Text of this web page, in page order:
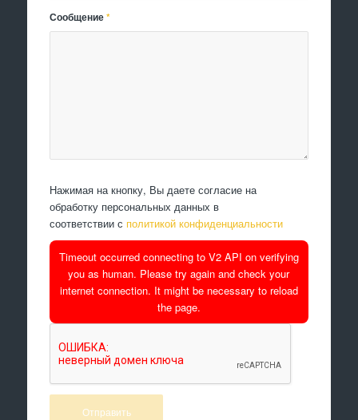
Сообщение*
Нажимая на кнопку, Вы даете согласие на
обработку персональных данных в
соответствии с политикой конфиденциальности
Timeout occurred connecting to V2 API on verifying
you as human. Please try again and check your
internet connection. It might be necessary to reload
the page.